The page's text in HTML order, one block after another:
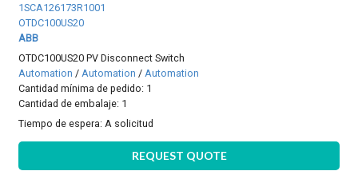
1SCA126173R1001
OTDC100US20
ABB
OTDC100US20 PV Disconnect Switch
Automation /Automation /Automation
Cantidad mínima de pedido: 1
Cantidad de embalaje: 1
Tiempo de espera:A solicitud
REQUEST QUOTE